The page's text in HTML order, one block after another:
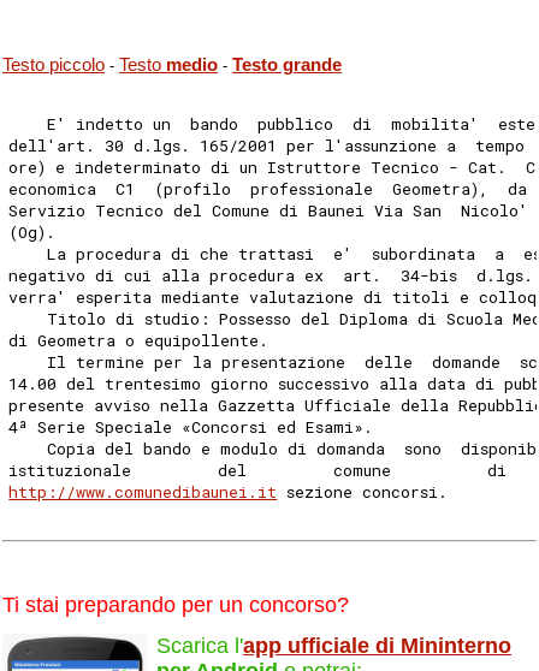
Testo piccolo - Testo medio - Testo grande
E' indetto un  bando  pubblico  di  mobilita'
dell'art. 30 d.lgs. 165/2001 per l'assunzione a
ore) e indeterminato di un Istruttore Tecnico - Cat.
economica  C1  (profilo  professionale  Geometra),  da
Servizio Tecnico del Comune di Baunei Via San
(Og).
La procedura di che trattasi  e'  subordinata  a
negativo di cui alla procedura ex  art.  34-bis  d.lgs.
verra' esperita mediante valutazione di titoli e
Titolo di studio: Possesso del Diploma di Scuola
di Geometra o equipollente.
Il termine per la presentazione  delle  domande
14.00 del trentesimo giorno successivo alla data di
presente avviso nella Gazzetta Ufficiale della
4ª Serie Speciale «Concorsi ed Esami».
Copia del bando e modulo di domanda  sono
istituzionale         del         comune          di
http://www.comunedibaunei.it sezione concorsi.
Ti stai preparando per un concorso?
Scarica l'app ufficiale di Mininterno